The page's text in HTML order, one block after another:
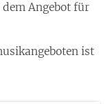
Angebot für
ist